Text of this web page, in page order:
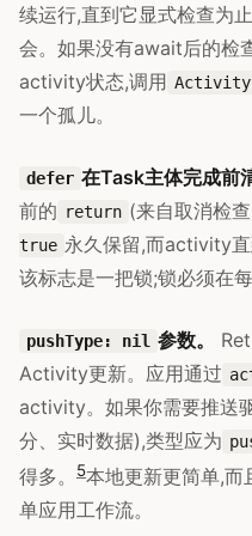
续运行,直到它显式检查为
会。如果没有await后的检
activity状态,调用
一个孤儿。
defer 在Task主体完成前
前的 return (来自取消检
true 永久保留,而activity直
该标志是一把锁;锁必须在
pushType: nil 参数。
Activity更新。应用通过
activity。如果你需要推送
分、实时数据),类型应为
得多。
5本地更新更简单,
单应用工作流。